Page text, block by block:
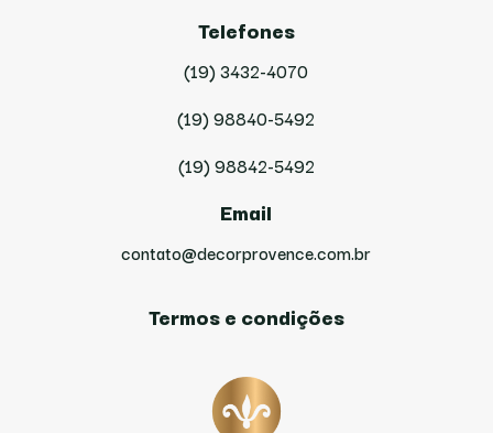
Telefones
(19) 3432-4070
(19) 98840-5492
(19) 98842-5492
Email
contato@decorprovence.com.br
Termos e condições